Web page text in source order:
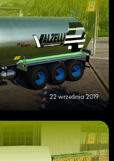
22 września 2019